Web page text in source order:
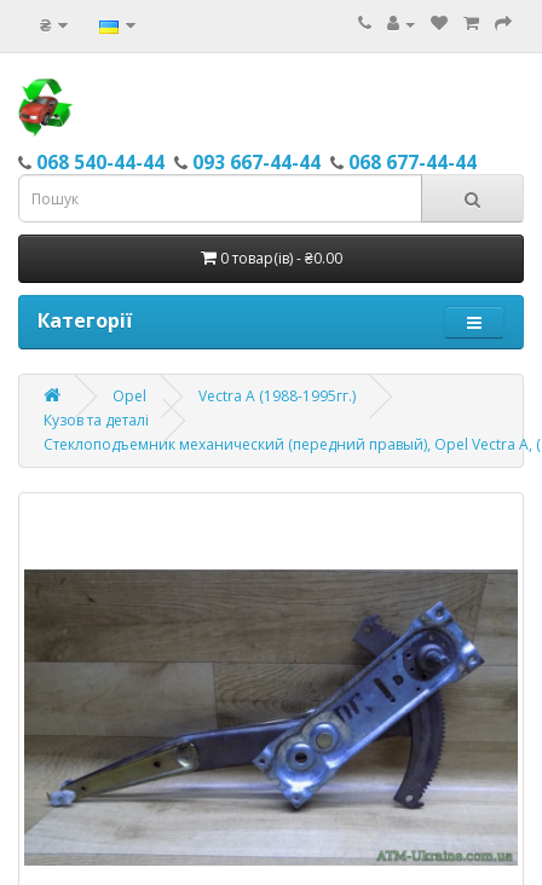
₴
068 540-44-44 093 667-44-44 068 677-44-44
0 товар(ів) - ₴0.00
Категорії
Opel
Vectra A (1988-1995гг.)
Кузов та деталі
Стеклоподъемник механический (передний правый), Opel Vectra A,